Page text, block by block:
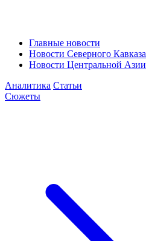
Главные новости
Новости Северного Кавказа
Новости Центральной Азии
Аналитика Статьи
Сюжеты